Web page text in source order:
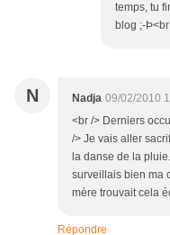
temps, tu
blog ;-
N Nadja 09/02/2010
<br /> Derniers
/> Je vais aller
la danse de la
surveillais bien ma
mère trouvait cela
Répondre